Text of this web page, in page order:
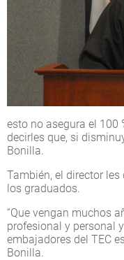
esto no asegura el 100
decirles que, si
Bonilla.
También, el director
los graduados.
“Que vengan muchos
profesional y personal
embajadores del TEC
Bonilla.